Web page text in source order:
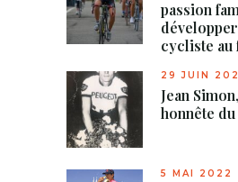
passion
cycliste au
29 JUIN
Jean
honnête du
5 MAI 2022